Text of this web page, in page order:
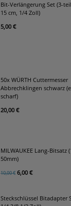
Bit-Verlängerung Set (3-
15 cm, 1/4 Zoll)
5,00 €
50x WÜRTH Cuttermesser
Abbrechklingen schwarz
scharf)
20,00 €
MILWAUKEE Lang-Bitsatz
50mm)
10,00 € 6,00 €
Steckschlüssel Bitadapter